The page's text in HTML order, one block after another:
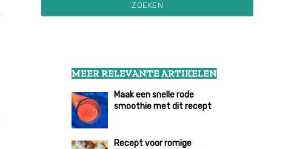
ZOEKEN
MEER RELEVANTE ARTIKELEN
Maak een snelle rode
smoothie met dit recept
Recept voor romige